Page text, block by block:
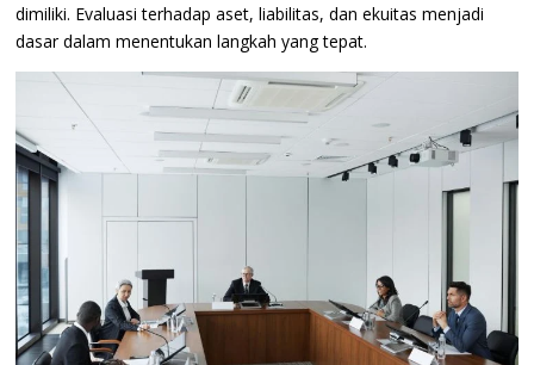
dimiliki. Evaluasi terhadap aset, liabilitas, dan ekuitas menjadi
dasar dalam menentukan langkah yang tepat.